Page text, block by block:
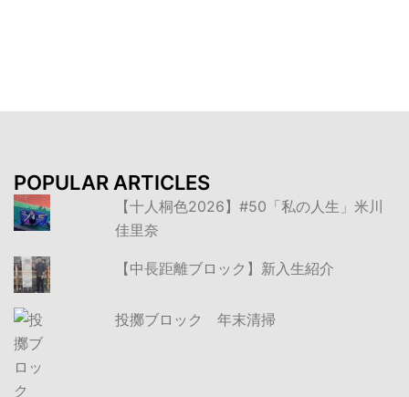
POPULAR ARTICLES
【十人桐色2026】#50「私の人生」米川
佳里奈
【中長距離ブロック】新入生紹介
投擲ブロック 年末清掃